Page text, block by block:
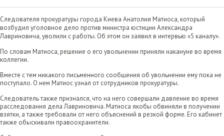
Следователя прокуратуры города Киева Анатолия Матиоса, который
возбудил уголовное дело против министра юстиции Александра
Лавриновича, уволили с работы. Об этом он заявил в интервью «5 каналу».
По словам Матиоса, решение о его увольнении приняли накануне во время
коллегии.
Вместе с тем никакого письменного сообщения об увольнении ему пока не
поступало. О нем Матиос узнал от сотрудников прокуратуры.
Следователь также признался, что на него совершали давление во время
расследования дела Лавриновича. Матиоса якобы обвиняли в получении
взятки, а также требовали от него объяснений в резкой форме. Его кабинет
также обыскивали правоохранители.